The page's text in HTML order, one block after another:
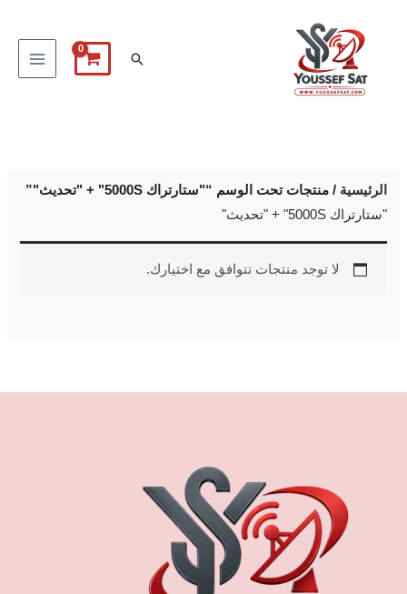
البحث
الرئيسية / منتجات تحت الوسم “"ستارتراك 5000S" + "تحديث"”
"ستارتراك 5000S" + "تحديث"
لا توجد منتجات تتوافق مع اختيارك.